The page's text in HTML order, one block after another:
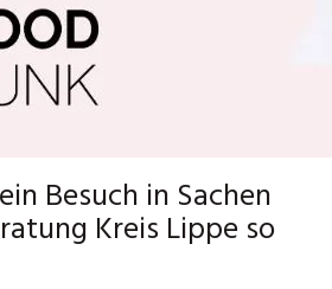
Besuch in Sachen
Kreis Lippe so